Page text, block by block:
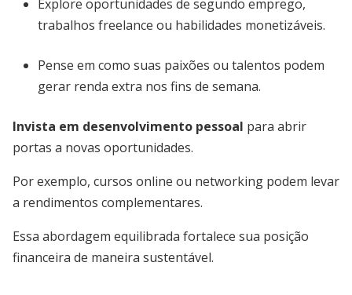
Explore oportunidades de segundo emprego,
trabalhos freelance ou habilidades monetizáveis.
Pense em como suas paixões ou talentos podem
gerar renda extra nos fins de semana.
Invista em desenvolvimento pessoal para abrir
portas a novas oportunidades.
Por exemplo, cursos online ou networking podem levar
a rendimentos complementares.
Essa abordagem equilibrada fortalece sua posição
financeira de maneira sustentável.